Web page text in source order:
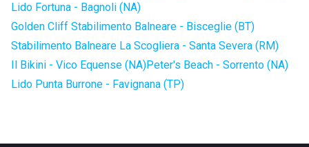
Lido Fortuna - Bagnoli (NA)
Golden Cliff Stabilimento Balneare - Bisceglie (BT)
Stabilimento Balneare La Scogliera - Santa Severa (RM)
Il Bikini - Vico Equense (NA)Peter's Beach - Sorrento (NA)
Lido Punta Burrone - Favignana (TP)